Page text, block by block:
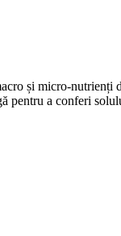
și micro-
pentru a conferi